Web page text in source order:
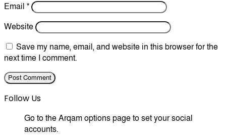
Email *
Website
Save my name, email, and website in this browser for the
next time I comment.
Follow Us
Go to the Arqam options page to set your social
accounts.